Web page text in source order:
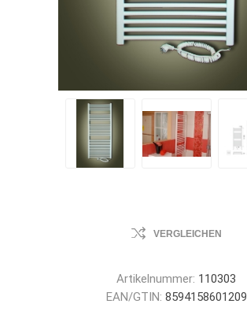
VERGLEICHEN
Artikelnummer: 110303
EAN/GTIN: 8594158601209